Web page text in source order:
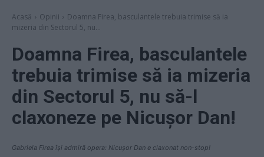
Acasă Opinii
Doamna Firea, basculantele trebuia trimise să ia
mizeria din Sectorul 5, nu...
Doamna Firea, basculantele
trebuia trimise să ia mizeria
din Sectorul 5, nu să-l
claxoneze pe Nicușor Dan!
Gabriela Firea își admiră opera: Nicușor Dan e claxonat non-stop!